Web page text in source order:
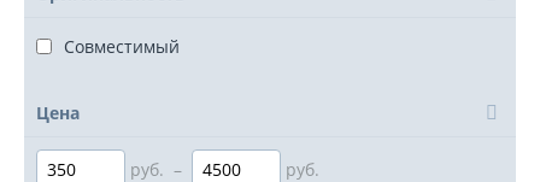
Совместимый
Цена
руб. – руб.